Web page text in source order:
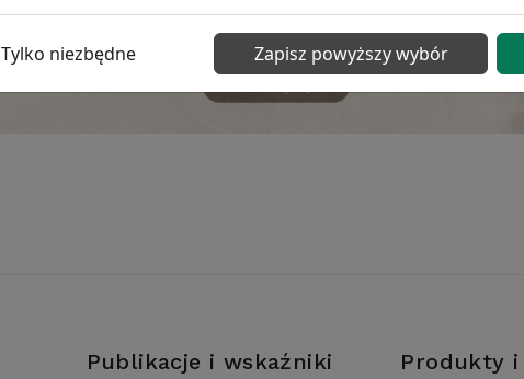
Publikacje i wskaźniki Produkty i
Tylko niezbędne Zapisz powyższy wybór